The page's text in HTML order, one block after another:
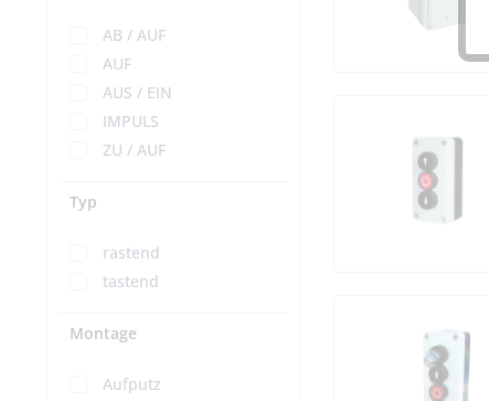
AB / AUF
AUF
AUS / EIN
IMPULS
ZU / AUF
Typ
rastend
tastend
Montage
Aufputz